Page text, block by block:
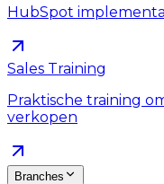
HubSpot
Sales Training
Praktische training
verkopen
Branches